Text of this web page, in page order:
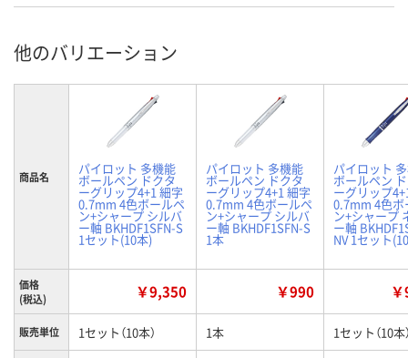
他のバリエーション
商品名 パイロット 多機能
ボールペン ドクタ
ーグリップ4+1 細字
0.7mm 4色ボールペ
ン+シャープ シルバ
ー軸 BKHDF1SFN-S
1セット(10本)
パイロット 多機能
ボールペン ドクタ
ーグリップ4+1 細字
0.7mm 4色ボールペ
ン+シャープ シルバ
ー軸 BKHDF1SFN-S
1本
パイロット
ボールペン
ーグリップ
0.7mm 4色ボ
ン+シャープ
ー軸
NV 1セット
価格
(税込)
￥9,350 ￥990
販売単位 1セット（10本） 1本 1セット（10本